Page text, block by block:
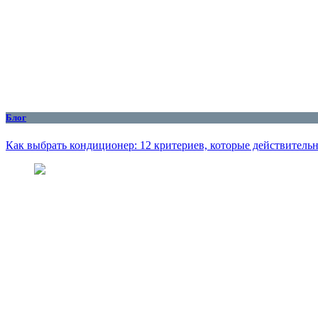
Блог
Как выбрать кондиционер: 12 критериев, которые